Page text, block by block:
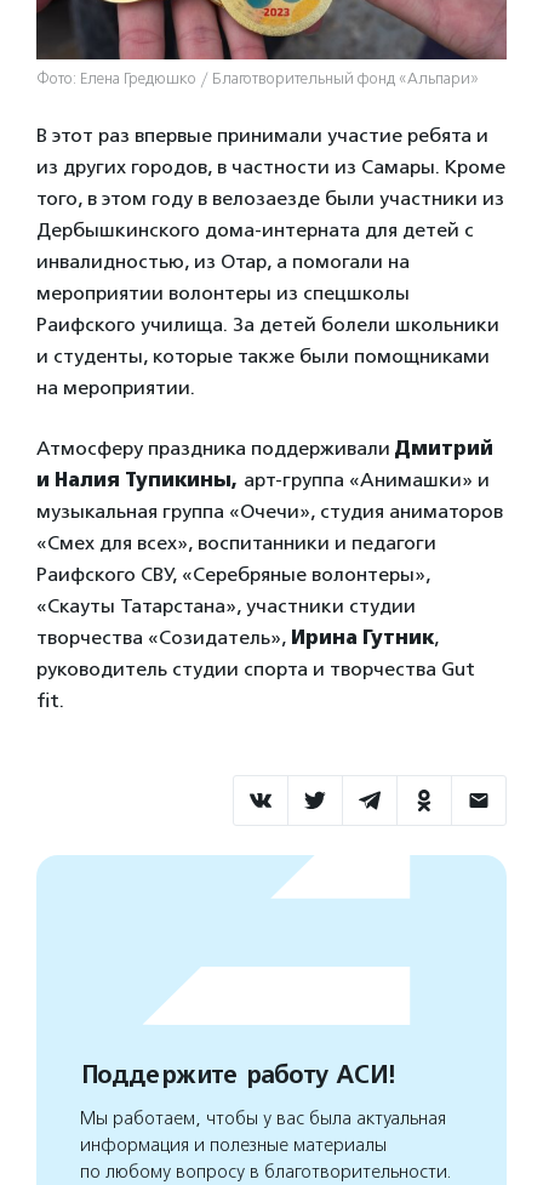
Фото: Елена Гредюшко / Благотворительный фонд «Альпари»
В этот раз впервые принимали участие ребята и
из других городов, в частности из Самары. Кроме
того, в этом году в велозаезде были участники из
Дербышкинского дома-интерната для детей с
инвалидностью, из Отар, а помогали на
мероприятии волонтеры из спецшколы
Раифского училища. За детей болели школьники
и студенты, которые также были помощниками
на мероприятии.
Атмосферу праздника поддерживали Дмитрий
и Налия Тупикины, арт-группа «Анимашки» и
музыкальная группа «Очечи», студия аниматоров
«Смех для всех», воспитанники и педагоги
Раифского СВУ, «Серебряные волонтеры»,
«Скауты Татарстана», участники студии
творчества «Созидатель», Ирина Гутник,
руководитель студии спорта и творчества Gut
fit.
Поддержите работу АСИ!
Мы работаем, чтобы у вас была актуальная
информация и полезные материалы
по любому вопросу в благотворительности.